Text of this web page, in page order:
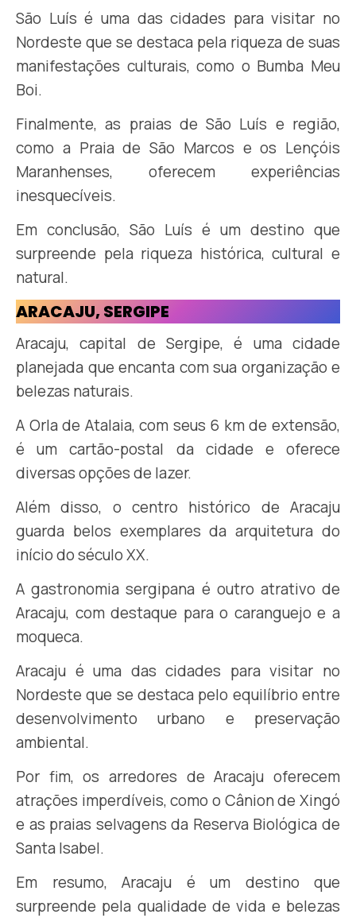
São Luís é uma das cidades para visitar no
Nordeste que se destaca pela riqueza de suas
manifestações culturais, como o Bumba Meu
Boi.
Finalmente, as praias de São Luís e região,
como a Praia de São Marcos e os Lençóis
Maranhenses, oferecem experiências
inesquecíveis.
Em conclusão, São Luís é um destino que
surpreende pela riqueza histórica, cultural e
natural.
ARACAJU, SERGIPE
Aracaju, capital de Sergipe, é uma cidade
planejada que encanta com sua organização e
belezas naturais.
A Orla de Atalaia, com seus 6 km de extensão,
é um cartão-postal da cidade e oferece
diversas opções de lazer.
Além disso, o centro histórico de Aracaju
guarda belos exemplares da arquitetura do
início do século XX.
A gastronomia sergipana é outro atrativo de
Aracaju, com destaque para o caranguejo e a
moqueca.
Aracaju é uma das cidades para visitar no
Nordeste que se destaca pelo equilíbrio entre
desenvolvimento urbano e preservação
ambiental.
Por fim, os arredores de Aracaju oferecem
atrações imperdíveis, como o Cânion de Xingó
e as praias selvagens da Reserva Biológica de
Santa Isabel.
Em resumo, Aracaju é um destino que
surpreende pela qualidade de vida e belezas